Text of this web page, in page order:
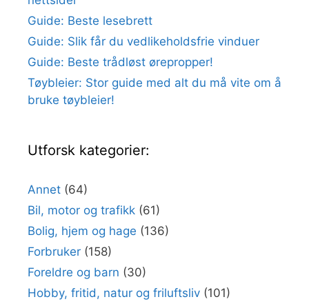
Guide: Beste lesebrett
Guide: Slik får du vedlikeholdsfrie vinduer
Guide: Beste trådløst ørepropper!
Tøybleier: Stor guide med alt du må vite om å
bruke tøybleier!
Utforsk kategorier:
Annet (64)
Bil, motor og trafikk (61)
Bolig, hjem og hage (136)
Forbruker (158)
Foreldre og barn (30)
Hobby, fritid, natur og friluftsliv (101)